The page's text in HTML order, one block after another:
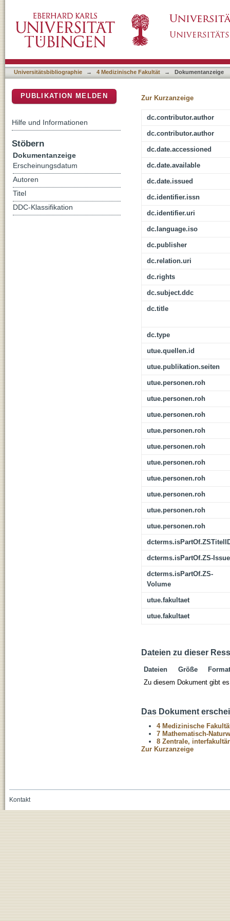
Inhibition of Rac1 GTPase
Universitätsbibliographie → 4 Medizinische Fakultät → Dokumentanzeige
Zur Kurzanzeige
dc.contributor.author
dc.contributor.author
dc.date.accessioned
dc.date.available
dc.date.issued
dc.identifier.issn
dc.identifier.uri
dc.language.iso
dc.publisher
dc.relation.uri
dc.rights
dc.subject.ddc
dc.title
dc.type
utue.quellen.id
utue.publikation.seiten
utue.personen.roh
utue.personen.roh
utue.personen.roh
utue.personen.roh
utue.personen.roh
utue.personen.roh
utue.personen.roh
utue.personen.roh
utue.personen.roh
utue.personen.roh
dcterms.isPartOf.ZS-Issue
dcterms.isPartOf.ZS-
Volume
utue.fakultaet
utue.fakultaet
Dateien zu dieser
Dateien Größe
Format
Zu diesem Dokument gibt
Das Dokument
4 Medizinische
7 Mathematisch-
8 Zentrale,
Zur Kurzanzeige
PUBLIKATION MELDEN
Hilfe und Informationen
Stöbern
Dokumentanzeige
Erscheinungsdatum
Autoren
Titel
DDC-Klassifikation
Kontakt